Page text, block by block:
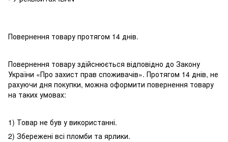
Повернення товару протягом 14 днів.
Повернення товару здійснюється відповідно до Закону
України «Про захист прав споживачів». Протягом 14 днів, не
рахуючи дня покупки, можна оформити повернення товару
на таких умовах:
1) Товар не був у використанні.
2) Збережені всі пломби та ярлики.